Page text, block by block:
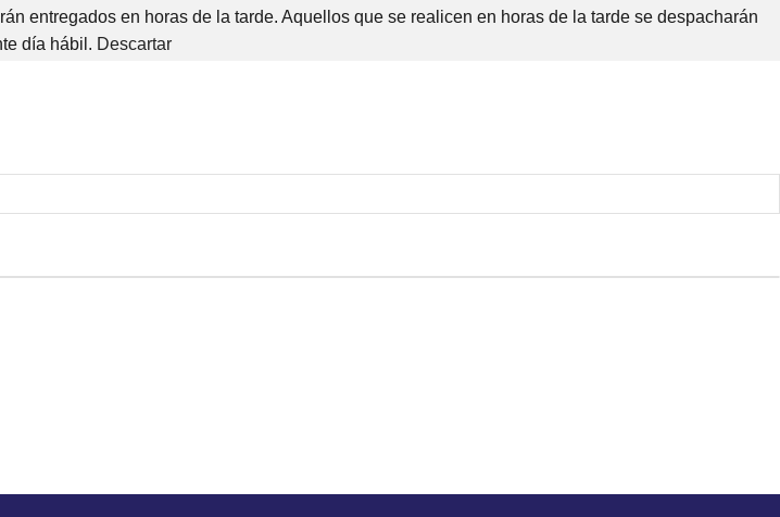
entregados en horas de la tarde. Aquellos que se realicen en horas de la tarde se despacharán
día hábil. Descartar